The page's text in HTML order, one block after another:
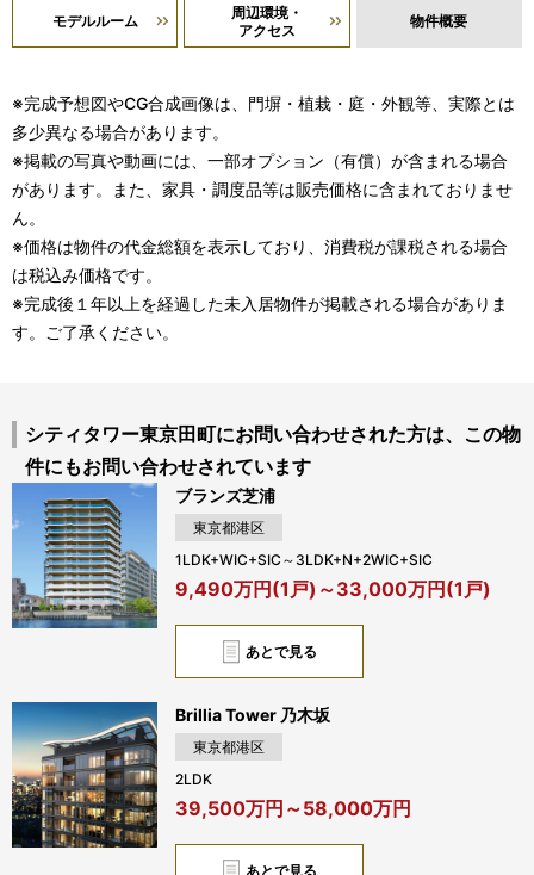
モデルルーム
周辺環境・
アクセス
物件概要
※完成予想図やCG合成画像は、門塀・植栽・庭・外観等、実際とは
多少異なる場合があります。
※掲載の写真や動画には、一部オプション（有償）が含まれる場合
があります。また、家具・調度品等は販売価格に含まれておりませ
ん。
※価格は物件の代金総額を表示しており、消費税が課税される場合
は税込み価格です。
※完成後１年以上を経過した未入居物件が掲載される場合がありま
す。ご了承ください。
シティタワー東京田町にお問い合わせされた方は、この物
件にもお問い合わせされています
あとで見る
ブランズ芝浦
東京都港区
1LDK+WIC+SIC～3LDK+N+2WIC+SIC
9,490万円(1戸)～33,000万円(1戸)
あとで見る
Brillia Tower 乃木坂
東京都港区
2LDK
39,500万円～58,000万円